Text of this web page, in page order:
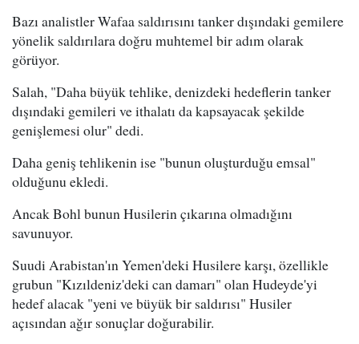
Bazı analistler Wafaa saldırısını tanker dışındaki gemilere
yönelik saldırılara doğru muhtemel bir adım olarak
görüyor.
Salah, "Daha büyük tehlike, denizdeki hedeflerin tanker
dışındaki gemileri ve ithalatı da kapsayacak şekilde
genişlemesi olur" dedi.
Daha geniş tehlikenin ise "bunun oluşturduğu emsal"
olduğunu ekledi.
Ancak Bohl bunun Husilerin çıkarına olmadığını
savunuyor.
Suudi Arabistan'ın Yemen'deki Husilere karşı, özellikle
grubun "Kızıldeniz'deki can damarı" olan Hudeyde'yi
hedef alacak "yeni ve büyük bir saldırısı" Husiler
açısından ağır sonuçlar doğurabilir.